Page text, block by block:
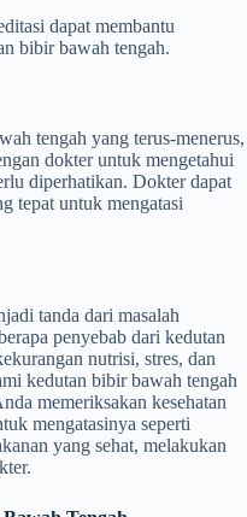
dapat membantu
bibir bawah tengah.
tengah yang terus-menerus,
dokter untuk mengetahui
diperhatikan. Dokter dapat
tepat untuk mengatasi
tanda dari masalah
penyebab dari kedutan
nutrisi, stres, dan
kedutan bibir bawah tengah
memeriksakan kesehatan
mengatasinya seperti
yang sehat, melakukan